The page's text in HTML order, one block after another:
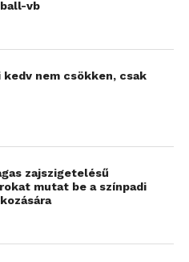
és Alexa mellett
attól, hogy felszerelésre
még ugyanúgy lehet
is, ebben nem gátol
vb
kedv nem csökken, csak
zajszigetelésű
mutat be a színpadi